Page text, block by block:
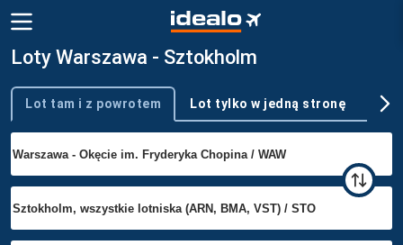
Loty Warszawa - Sztokholm
Typ podróży
Lot tam i z powrotem Lot tylko w jedną stronę